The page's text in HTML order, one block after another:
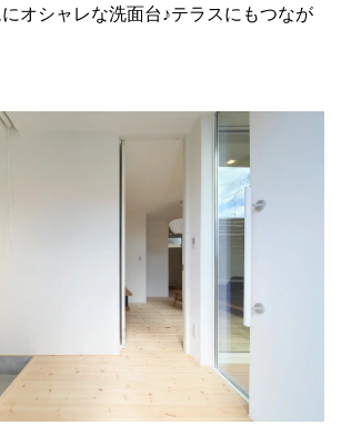
オシャレな洗面台♪テラスにもつなが